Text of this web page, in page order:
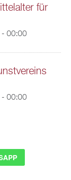
für
00:00
00:00